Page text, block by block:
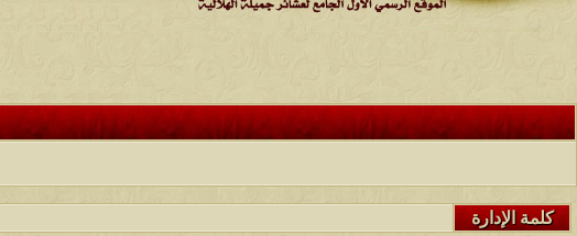
كلمة الإدارة